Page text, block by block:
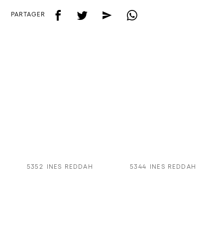
PARTAGER f t e w
5352 INES REDDAH 5344 INES REDDAH